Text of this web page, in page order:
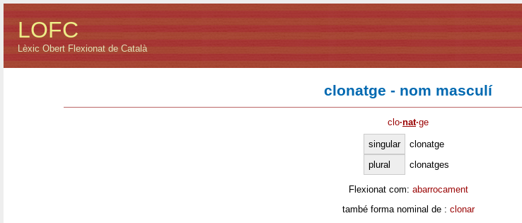
LOFC
Lèxic Obert Flexionat de Català
clonatge - nom masculí
clo·nat·ge
singular
clonatge
plural
clonatges
Flexionat com: abarrocament
també forma nominal de : clonar